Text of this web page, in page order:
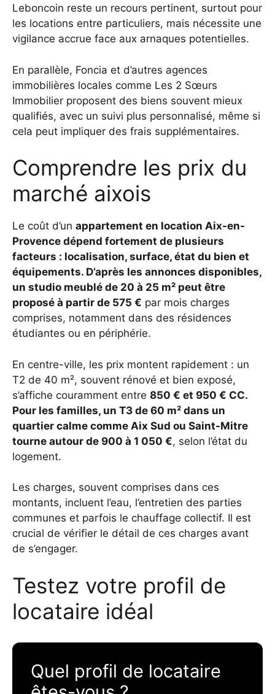
Leboncoin reste un recours pertinent, surtout pour
les locations entre particuliers, mais nécessite une
vigilance accrue face aux arnaques potentielles.
En parallèle, Foncia et d’autres agences
immobilières locales comme Les 2 Sœurs
Immobilier proposent des biens souvent mieux
qualifiés, avec un suivi plus personnalisé, même si
cela peut impliquer des frais supplémentaires.
Comprendre les prix du
marché aixois
Le coût d’un appartement en location Aix-en-
Provence dépend fortement de plusieurs
facteurs : localisation, surface, état du bien et
équipements. D’après les annonces disponibles,
un studio meublé de 20 à 25 m² peut être
proposé à partir de 575 € par mois charges
comprises, notamment dans des résidences
étudiantes ou en périphérie.
En centre-ville, les prix montent rapidement : un
T2 de 40 m², souvent rénové et bien exposé,
s’affiche couramment entre 850 € et 950 € CC.
Pour les familles, un T3 de 60 m² dans un
quartier calme comme Aix Sud ou Saint-Mitre
tourne autour de 900 à 1 050 €, selon l’état du
logement.
Les charges, souvent comprises dans ces
montants, incluent l’eau, l’entretien des parties
communes et parfois le chauffage collectif. Il est
crucial de vérifier le détail de ces charges avant
de s’engager.
Testez votre profil de
locataire idéal
Quel profil de locataire